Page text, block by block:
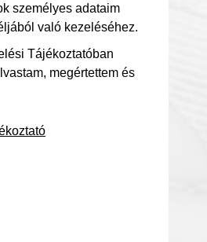
személyes adataim
való kezeléséhez.
Tájékoztatóban
megértettem és